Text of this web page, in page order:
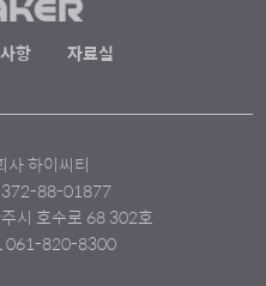
항 자료실
사 하이씨티
372-88-01877
시 호수로 68 302호
061-820-8300